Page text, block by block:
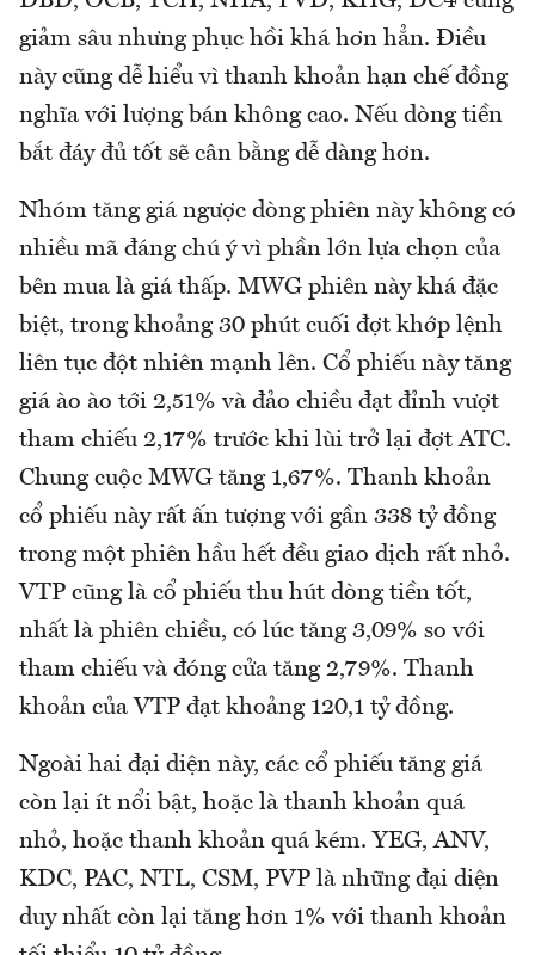
giảm sâu nhưng phục hồi khá hơn hẳn. Điều
này cũng dễ hiểu vì thanh khoản hạn chế đồng
nghĩa với lượng bán không cao. Nếu dòng tiền
bắt đáy đủ tốt sẽ cân bằng dễ dàng hơn.
Nhóm tăng giá ngược dòng phiên này không có
nhiều mã đáng chú ý vì phần lớn lựa chọn của
bên mua là giá thấp. MWG phiên này khá đặc
biệt, trong khoảng 30 phút cuối đợt khớp lệnh
liên tục đột nhiên mạnh lên. Cổ phiếu này tăng
giá ào ào tới 2,51% và đảo chiều đạt đỉnh vượt
tham chiếu 2,17% trước khi lùi trở lại đợt ATC.
Chung cuộc MWG tăng 1,67%. Thanh khoản
cổ phiếu này rất ấn tượng với gần 338 tỷ đồng
trong một phiên hầu hết đều giao dịch rất nhỏ.
VTP cũng là cổ phiếu thu hút dòng tiền tốt,
nhất là phiên chiều, có lúc tăng 3,09% so với
tham chiếu và đóng cửa tăng 2,79%. Thanh
khoản của VTP đạt khoảng 120,1 tỷ đồng.
Ngoài hai đại diện này, các cổ phiếu tăng giá
còn lại ít nổi bật, hoặc là thanh khoản quá
nhỏ, hoặc thanh khoản quá kém. YEG, ANV,
KDC, PAC, NTL, CSM, PVP là những đại diện
duy nhất còn lại tăng hơn 1% với thanh khoản